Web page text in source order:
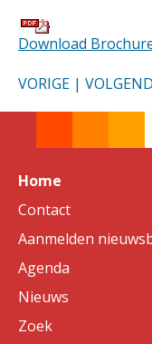
Download
VORIGE |
Home
Contact
Aanmelden
Agenda
Nieuws
Zoek